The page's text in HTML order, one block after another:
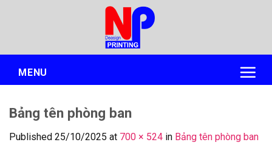
MENU
Bảng tên phòng ban
Published 25/10/2025 at 700 × 524 in Bảng tên phòng ban